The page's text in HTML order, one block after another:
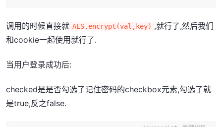
调用的时候直接就 AES.encrypt(val,key) ,就行了,然后我们
和cookie一起使用就行了.
当用户登录成功后:
checked是是否勾选了记住密码的checkbox元素,勾选了就
是true,反之false.